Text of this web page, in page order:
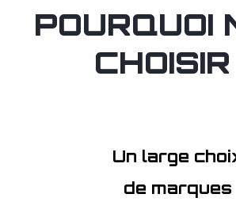
POURQUOI
Un large
de marques